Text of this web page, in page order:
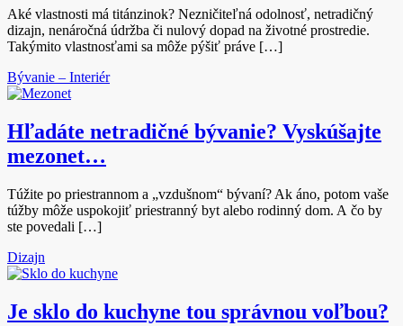
Aké vlastnosti má titánzinok? Nezničiteľná odolnosť, netradičný
dizajn, nenáročná údržba či nulový dopad na životné prostredie.
Takýmito vlastnosťami sa môže pýšiť práve […]
Bývanie – Interiér
Hľadáte netradičné bývanie? Vyskúšajte
mezonet…
Túžite po priestrannom a „vzdušnom“ bývaní? Ak áno, potom vaše
túžby môže uspokojiť priestranný byt alebo rodinný dom. A čo by
ste povedali […]
Dizajn
Je sklo do kuchyne tou správnou voľbou?